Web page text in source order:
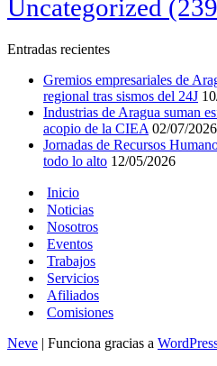
Uncategorized
Entradas recientes
Gremios empresariales de
regional tras sismos del 24J
Industrias de Aragua suman
acopio de la CIEA 02/07/2026
Jornadas de Recursos
todo lo alto 12/05/2026
Inicio
Noticias
Nosotros
Eventos
Trabajos
Servicios
Afiliados
Comisiones
Neve | Funciona gracias a